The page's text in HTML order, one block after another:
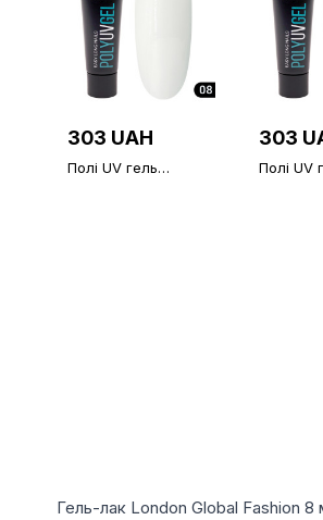
303 UAH
Полі UV гель
303
Полі UV
Гель-лак London Global Fashion 8